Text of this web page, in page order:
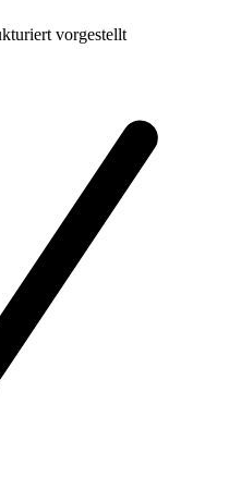
vorgestellt